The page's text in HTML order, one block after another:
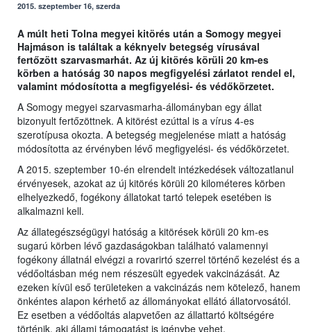
2015. szeptember 16, szerda
A múlt heti Tolna megyei kitörés után a Somogy megyei
Hajmáson is találtak a kéknyelv betegség vírusával
fertőzött szarvasmarhát. Az új kitörés körüli 20 km-es
körben a hatóság 30 napos megfigyelési zárlatot rendel el,
valamint módosította a megfigyelési- és védőkörzetet.
A Somogy megyei szarvasmarha-állományban egy állat
bizonyult fertőzöttnek. A kitörést ezúttal is a vírus 4-es
szerotípusa okozta. A betegség megjelenése miatt a hatóság
módosította az érvényben lévő megfigyelési- és védőkörzetet.
A 2015. szeptember 10-én elrendelt intézkedések változatlanul
érvényesek, azokat az új kitörés körüli 20 kilométeres körben
elhelyezkedő, fogékony állatokat tartó telepek esetében is
alkalmazni kell.
Az állategészségügyi hatóság a kitörések körüli 20 km-es
sugarú körben lévő gazdaságokban található valamennyi
fogékony állatnál elvégzi a rovarirtó szerrel történő kezelést és a
védőoltásban még nem részesült egyedek vakcinázását. Az
ezeken kívül eső területeken a vakcinázás nem kötelező, hanem
önkéntes alapon kérhető az állományokat ellátó állatorvosától.
Ez esetben a védőoltás alapvetően az állattartó költségére
történik, aki állami támogatást is igénybe vehet.